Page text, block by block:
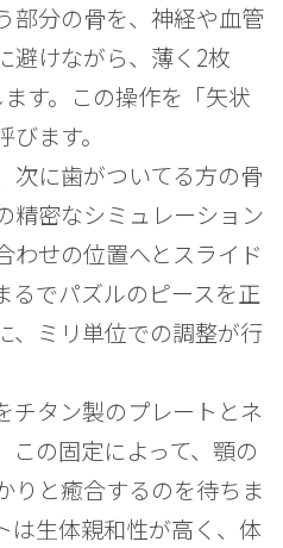
部分の骨を、神経や血管
避けながら、薄く2枚
ます。この操作を「矢状
びます。
次に歯がついてる方の骨
精密なシミュレーション
わせの位置へとスライド
るでパズルのピースを正
、ミリ単位での調整が行
チタン製のプレートとネ
この固定によって、顎の
りと癒合するのを待ちま
は生体親和性が高く、体